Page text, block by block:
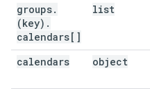
groups.
(key) .
calendars[]
list
calendars object